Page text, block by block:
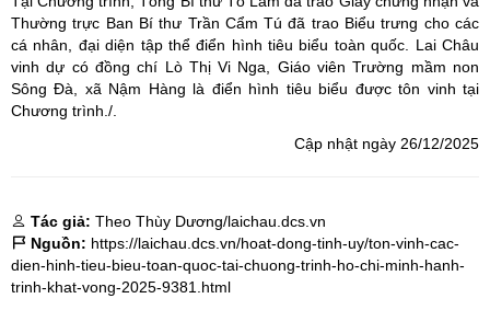
Thường trực Ban Bí thư Trần Cẩm Tú đã trao Biểu trưng cho các
cá nhân, đại diện tập thể điển hình tiêu biểu toàn quốc. Lai Châu
vinh dự có đồng chí Lò Thị Vi Nga, Giáo viên Trường mầm non
Sông Đà, xã Nậm Hàng là điển hình tiêu biểu được tôn vinh tại
Chương trình./.
Cập nhật ngày 26/12/2025
Tác giả: Theo Thùy Dương/laichau.dcs.vn
Nguồn: https://laichau.dcs.vn/hoat-dong-tinh-uy/ton-vinh-cac-
dien-hinh-tieu-bieu-toan-quoc-tai-chuong-trinh-ho-chi-minh-hanh-
trinh-khat-vong-2025-9381.html